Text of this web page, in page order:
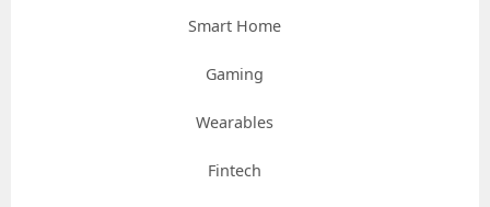
Smart Home
Gaming
Wearables
Fintech